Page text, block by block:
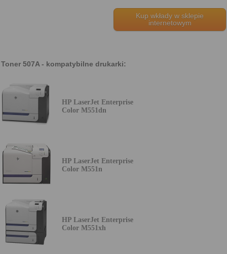
Kup wkłady w sklepie
internetowym
Toner 507A - kompatybilne drukarki:
HP LaserJet Enterprise
Color M551dn
HP LaserJet Enterprise
Color M551n
HP LaserJet Enterprise
Color M551xh